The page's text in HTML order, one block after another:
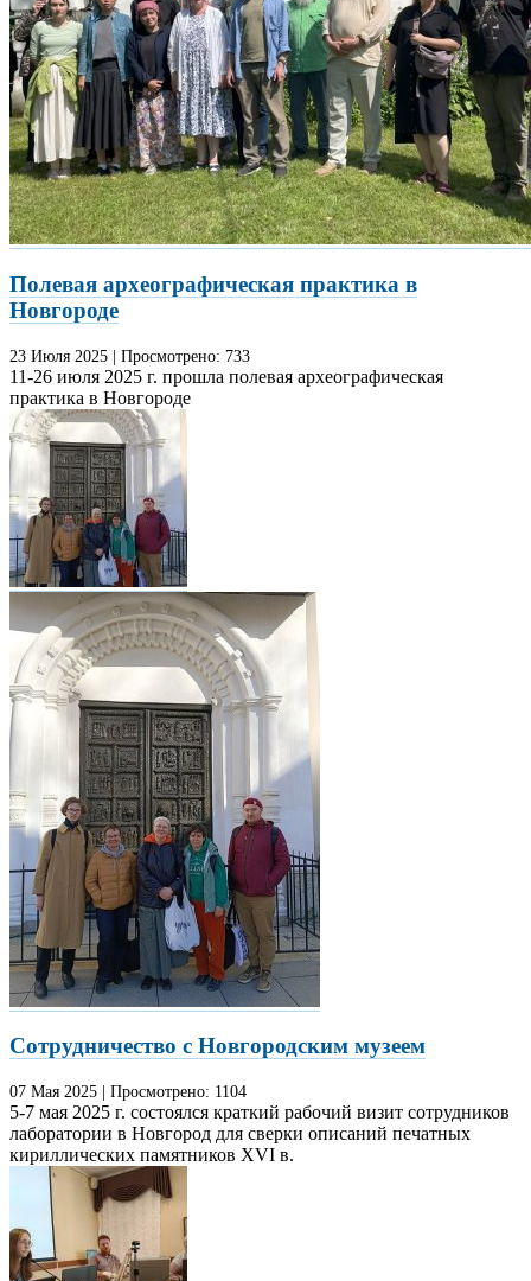
Полевая археографическая практика в
Новгороде
23 Июля 2025 | Просмотрено: 733
11-26 июля 2025 г. прошла полевая археографическая
практика в Новгороде
Сотрудничество с Новгородским музеем
07 Мая 2025 | Просмотрено: 1104
5-7 мая 2025 г. состоялся краткий рабочий визит сотрудников
лаборатории в Новгород для сверки описаний печатных
кириллических памятников XVI в.